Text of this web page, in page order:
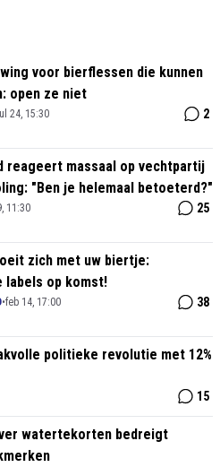
voor bierflessen die kunnen
open ze niet
24, 15:30 2
reageert massaal op vechtpartij
"Ben je helemaal betoeterd?"
11:30 25
zich met uw biertje:
labels op komst!
•feb 14, 17:00 38
politieke revolutie met 12%
15
watertekorten bedreigt